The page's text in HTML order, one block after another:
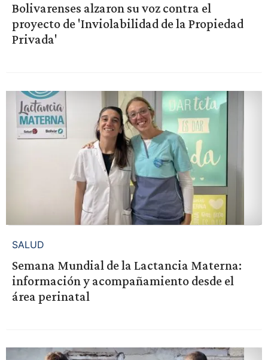
Bolivarenses alzaron su voz contra el
proyecto de 'Inviolabilidad de la Propiedad
Privada'
SALUD
Semana Mundial de la Lactancia Materna:
información y acompañamiento desde el
área perinatal